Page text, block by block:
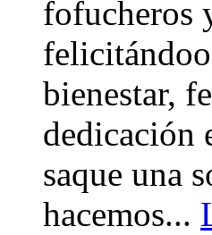
fofucheros
bienestar,
dedicación
saque una
hacemos...